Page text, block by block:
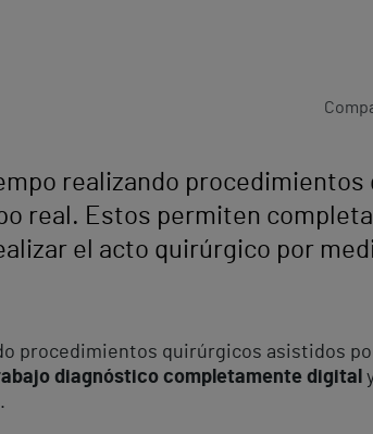
realizando
real. Estos permiten
el acto quirúrgico por
procedimientos quirúrgicos asistidos
diagnóstico completamente digital